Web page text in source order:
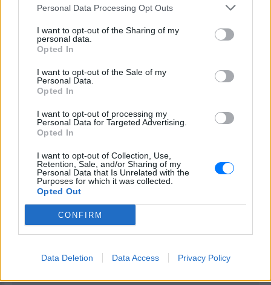
Personal Data Processing Opt Outs
I want to opt-out of the Sharing of my
personal data.
Opted In
I want to opt-out of the Sale of my
Personal Data.
Opted In
I want to opt-out of processing my
Personal Data for Targeted Advertising.
Opted In
I want to opt-out of Collection, Use,
Retention, Sale, and/or Sharing of my
Personal Data that Is Unrelated with the
Purposes for which it was collected.
Opted Out
CONFIRM
Data Deletion Data Access Privacy Policy
μέλος εφ’ όρου ζωής στον Σύλλογο Horatio Alger
Διακεκριμένων Αμερικανών για να τιμήσουν το
ταξίδι του προς την επιτυχία.